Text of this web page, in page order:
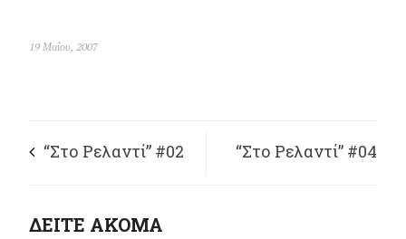
19 Μαΐου, 2007
“Στο Ρελαντί” #02 “Στο Ρελαντί” #04
ΔΕΙΤΕ ΑΚΟΜΑ